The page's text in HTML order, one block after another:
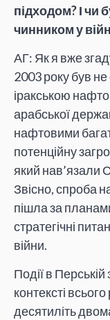
підходом? І чи
чинником у
АГ: Як я вже
2003 року був
іракською
арабської
нафтовими
потенційну
який нав’язали
Звісно, спроба
пішла за
стратегічні
війни.
Події в Перській
контексті
десятиліть